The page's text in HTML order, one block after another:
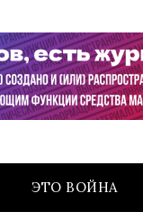
ЭТО ВОЙНА